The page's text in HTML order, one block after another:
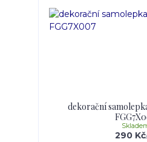
dekorační
290 Kč